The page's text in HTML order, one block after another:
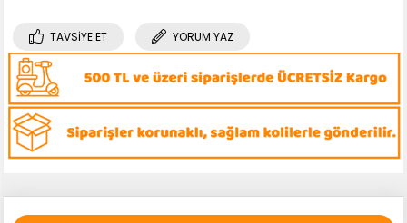
TAVSIYE ET YORUM YAZ